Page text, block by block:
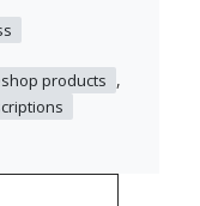
products ,